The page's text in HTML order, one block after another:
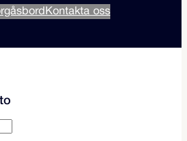
Kontakta oss